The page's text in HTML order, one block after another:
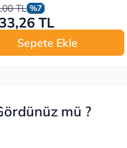
TL %7
TL
Sepete Ekle
mü ?